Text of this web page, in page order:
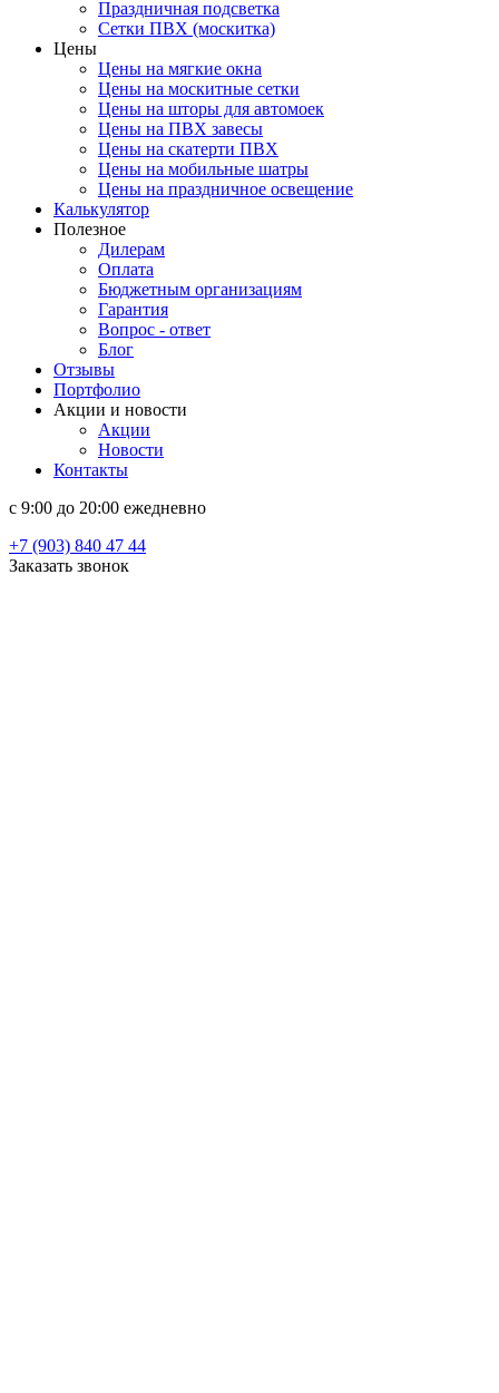
Праздничная подсветка
Сетки ПВХ (москитка)
Цены
Цены на мягкие окна
Цены на москитные сетки
Цены на шторы для автомоек
Цены на ПВХ завесы
Цены на скатерти ПВХ
Цены на мобильные шатры
Цены на праздничное освещение
Калькулятор
Полезное
Дилерам
Оплата
Бюджетным организациям
Гарантия
Вопрос - ответ
Блог
Отзывы
Портфолио
Акции и новости
Акции
Новости
Контакты
c 9:00 до 20:00 ежедневно
+7 (903) 840 47 44
Заказать звонок